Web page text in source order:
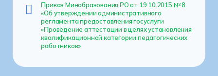
Приказ Минобразования РО от 19.10.2015 № 8
«Об утверждении административного
регламента предоставления госуслуги
«Проведение аттестации в целях установления
квалификационной категории педагогических
работников»